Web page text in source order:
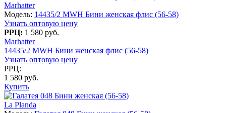
Marhatter
Модель: 14435/2 MWH Бини женская флис (56-58)
Узнать оптовую цену
РРЦ: 1 580 руб.
Marhatter
14435/2 MWH Бини женская флис (56-58)
Узнать оптовую цену
РРЦ:
1 580 руб.
Купить
La Planda